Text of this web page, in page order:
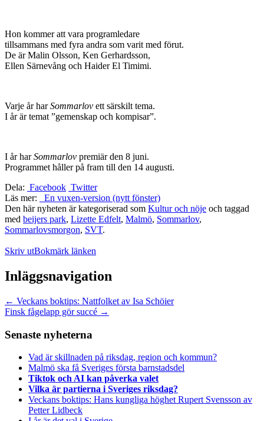
Hon kommer att vara programledare
tillsammans med fyra andra som varit med förut.
De är Malin Olsson, Ken Gerhardsson,
Ellen Särnevång och Haider El Timimi.
Varje år harSommarlov ett särskilt tema.
I år är temat ”gemenskap och kompisar”.
I år harSommarlov premiär den 8 juni.
Programmet håller på fram till den 14 augusti.
Dela: Facebook Twitter
Läs mer:
En vuxen-version (nytt fönster)
Den här nyheten är kategoriserad som Kultur och nöje och taggad
med beijers park, Lizette Edfelt, Malmö, Sommarlov,
Sommarlovsmorgon, SVT.
Skriv utBokmärk länken
Inläggsnavigation
← Veckans boktips: Nattfolket av Isa Schöier
Finsk fågelapp gör succé →
Senaste nyheterna
Vad är skillnaden på riksdag, region och kommun?
Malmö ska få Sveriges första barnstadsdel
Tiktok och AI kan påverka valet
Vilka är partierna i Sveriges riksdag?
Veckans boktips: Hans kungliga höghet Rupert Svensson av
Petter Lidbeck